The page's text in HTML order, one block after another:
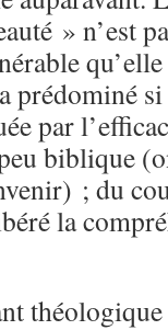
» n’est
qu’elle
par
biblique
; du
la
théologique